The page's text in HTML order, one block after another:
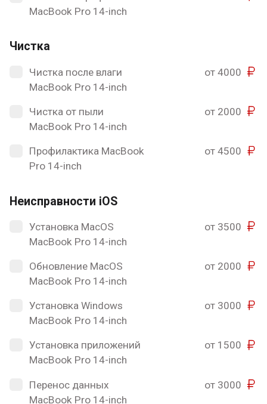
MacBook Pro 14-inch
Чистка
Чистка после влаги
MacBook Pro 14-inch
от 4000
Чистка от пыли
MacBook Pro 14-inch
от 2000
Профилактика MacBook
Pro 14-inch
от 4500
Неисправности iOS
Установка MacOS
MacBook Pro 14-inch
от 3500
Обновление MacOS
MacBook Pro 14-inch
от 2000
Установка Windows
MacBook Pro 14-inch
от 3000
Установка приложений
MacBook Pro 14-inch
от 1500
Перенос данных
MacBook Pro 14-inch
от 3000